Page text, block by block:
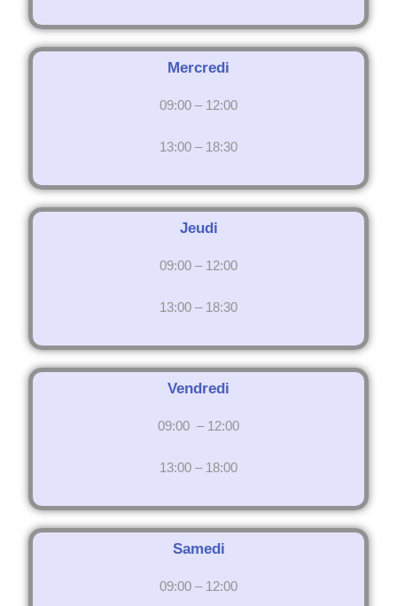
Mercredi
09:00 – 12:00
13:00 – 18:30
Jeudi
09:00 – 12:00
13:00 – 18:30
Vendredi
09:00 – 12:00
13:00 – 18:00
Samedi
09:00 – 12:00